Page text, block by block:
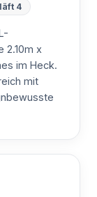
4
2.10m x
im Heck.
mit